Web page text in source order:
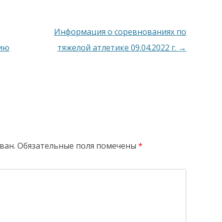
Информация о соревнованиях по
тяжелой атлетике 09.04.2022 г. →
Обязательные поля помечены*